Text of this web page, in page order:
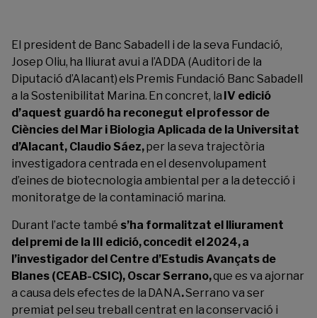
El president de Banc Sabadell i de la seva Fundació,
Josep Oliu, ha lliurat avui a l’ADDA (Auditori de la
Diputació d’Alacant) els Premis Fundació Banc Sabadell
a la Sostenibilitat Marina. En concret, la IV edició
d’aquest guardó ha reconegut el professor de
Ciències del Mar i Biologia Aplicada de la Universitat
d’Alacant, Claudio Sáez,per la seva trajectòria
investigadora centrada en el desenvolupament
d’eines de biotecnologia ambiental per a la detecció i
monitoratge de la contaminació marina.
Durant l’acte també s’ha formalitzat el lliurament
del premi de la III edició, concedit el 2024, a
l’investigador del Centre d’Estudis Avançats de
Blanes (CEAB-CSIC), Oscar Serrano,que es va ajornar
a causa dels efectes de la DANA.Serrano va ser
premiat pel seu treball centrat en la conservació i